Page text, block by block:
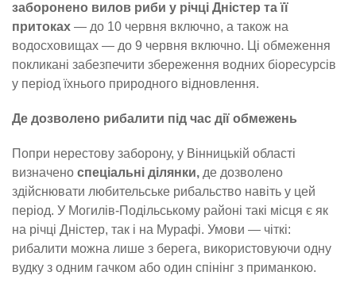
заборонено вилов риби у річці Дністер та її
притоках — до 10 червня включно, а також на
водосховищах — до 9 червня включно. Ці обмеження
покликані забезпечити збереження водних біоресурсів
у період їхнього природного відновлення.
Де дозволено рибалити під час дії обмежень
Попри нерестову заборону, у Вінницькій області
визначено спеціальні ділянки, де дозволено
здійснювати любительське рибальство навіть у цей
період. У Могилів-Подільському районі такі місця є як
на річці Дністер, так і на Мурафі. Умови — чіткі:
рибалити можна лише з берега, використовуючи одну
вудку з одним гачком або один спінінг з приманкою.